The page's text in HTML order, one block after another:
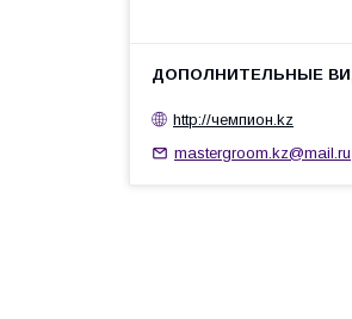
http://чемпион.kz
mastergroom.kz@mail.ru